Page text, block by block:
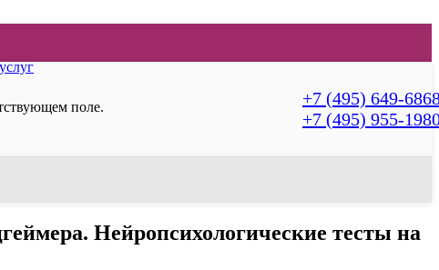
поле.
+7 (495) 649-
+7 (495) 955-
Нейропсихологические тесты на